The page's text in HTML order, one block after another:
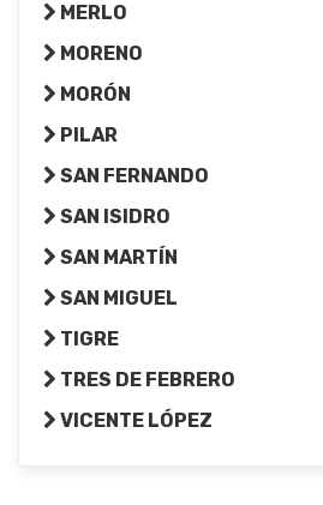
MERLO
MORENO
MORÓN
PILAR
SAN FERNANDO
SAN ISIDRO
SAN MARTÍN
SAN MIGUEL
TIGRE
TRES DE FEBRERO
VICENTE LÓPEZ